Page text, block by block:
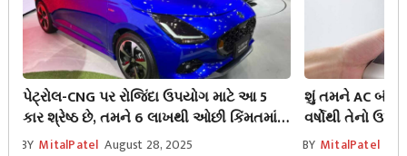
પેટ્રોલ-CNG પર રોજિંદા ઉપયોગ માટે આ 5
કાર શ્રેષ્ઠ છે, તમને 6 લાખથી ઓછી કિંમતમાં
35KM માઇલેજ મળશે
BY MitalPatel August 28, 2025
શું તમને AC બંધ
વર્ષોથી તેનો
અજાણ છે, તો
BY MitalPatel